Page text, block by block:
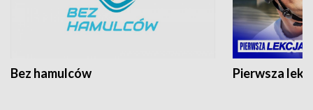
Bez hamulców Pierwsza